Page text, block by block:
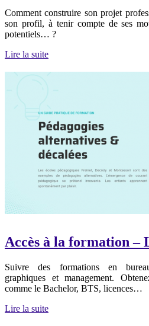
Comment construire son projet
son profil, à tenir compte de ses
potentiels… ?
Lire la suite
Accès à la formation –
Suivre des formations en
graphiques et management.
comme le Bachelor, BTS, licences…
Lire la suite